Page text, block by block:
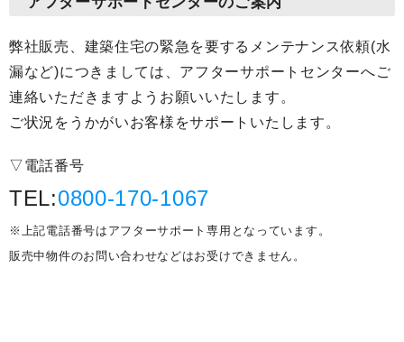
弊社販売、建築住宅の緊急を要するメンテナンス依頼(水
漏など)につきましては、アフターサポートセンターへご
連絡いただきますようお願いいたします。
ご状況をうかがいお客様をサポートいたします。
▽電話番号
TEL:0800-170-1067
※上記電話番号はアフターサポート専用となっています。
販売中物件のお問い合わせなどはお受けできません。